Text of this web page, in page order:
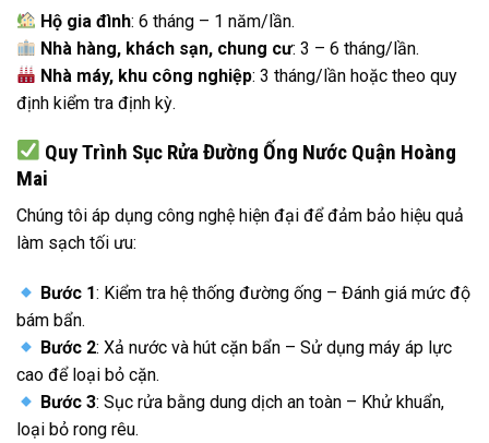
Hộ gia đình: 6 tháng – 1 năm/lần.
Nhà hàng, khách sạn, chung cư: 3 – 6 tháng/lần.
Nhà máy, khu công nghiệp: 3 tháng/lần hoặc theo quy
định kiểm tra định kỳ.
Quy Trình Sục Rửa Đường Ống Nước Quận Hoàng
Mai
Chúng tôi áp dụng công nghệ hiện đại để đảm bảo hiệu quả
làm sạch tối ưu:
Bước 1: Kiểm tra hệ thống đường ống – Đánh giá mức độ
bám bẩn.
Bước 2: Xả nước và hút cặn bẩn – Sử dụng máy áp lực
cao để loại bỏ cặn.
Bước 3: Sục rửa bằng dung dịch an toàn – Khử khuẩn,
loại bỏ rong rêu.